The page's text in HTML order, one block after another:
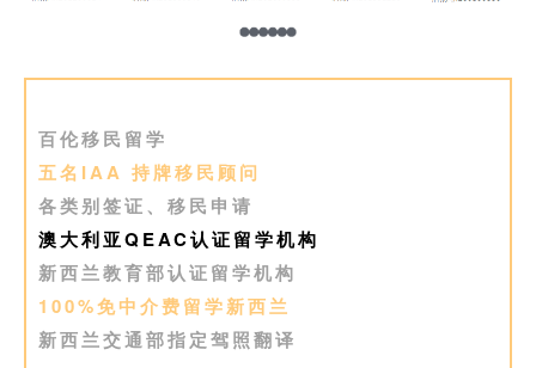
百伦移民留学
五名IAA 持牌移民顾问
各类别签证、移民申请
澳大利亚QEAC认证留学机构
新西兰教育部认证留学机构
100%免中介费留学新西兰
新西兰交通部指定驾照翻译